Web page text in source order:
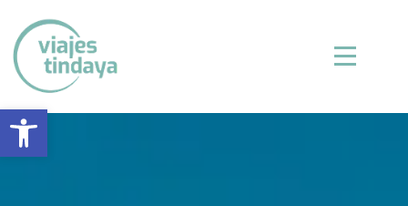
Abrir barra de herramientas